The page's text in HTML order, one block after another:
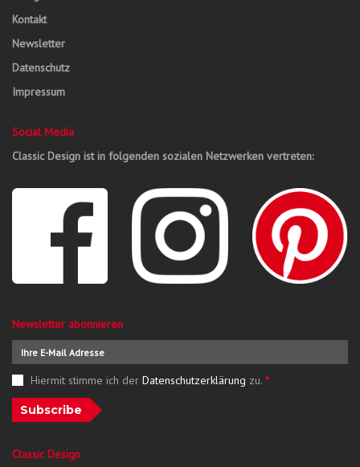
Kontakt
Newsletter
Datenschutz
Impressum
Social Media
Classic Design ist in folgenden sozialen Netzwerken vertreten:
Newsletter abonnieren
Hiermit stimme ich der Datenschutzerklärung zu. *
Subscribe
Classic Design